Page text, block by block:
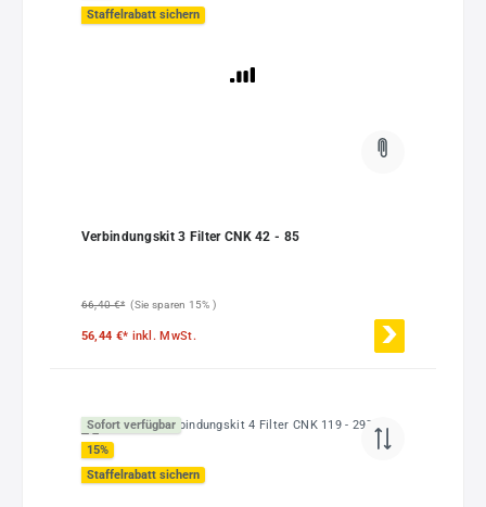
Staffelrabatt sichern
Verbindungskit 3 Filter CNK 42 - 85
66,40 €* (Sie sparen 15% )
56,44 €* inkl. MwSt.
Sofort verfügbar
15%
Staffelrabatt sichern